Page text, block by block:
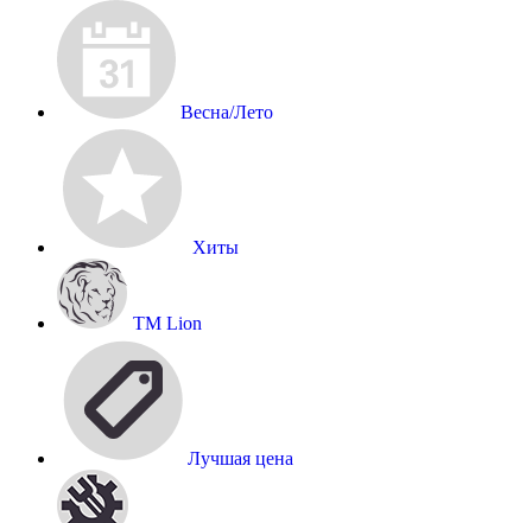
Весна/Лето
Хиты
TM Lion
Лучшая цена